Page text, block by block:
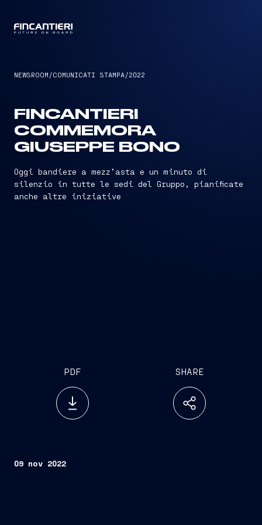
NEWSROOM /COMUNICATI STAMPA/2022
FINCANTIERI
COMMEMORA
GIUSEPPE BONO
Oggi bandiere a mezz’asta e un minuto di
silenzio in tutte le sedi del Gruppo, pianificate
anche altre iniziative
PDF SHARE
09 nov 2022